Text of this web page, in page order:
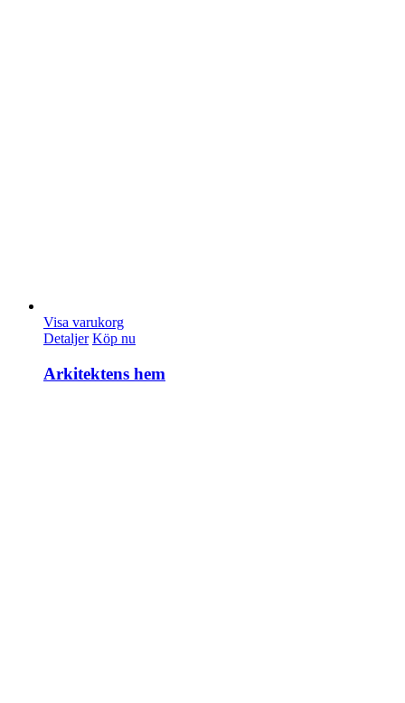
Visa varukorg
Detaljer Köp nu
Arkitektens hem